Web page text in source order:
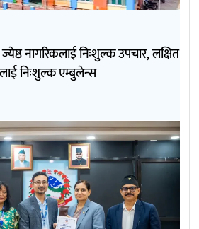
ज्येष्ठ नागरिकलाई निःशुल्क उपचार, लक्षित
निःशुल्क एम्बुलेन्स